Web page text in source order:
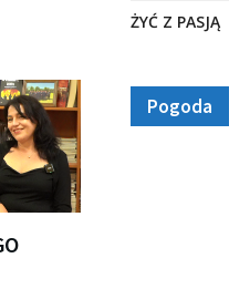
ŻYĆ Z PASJĄ
Pogoda